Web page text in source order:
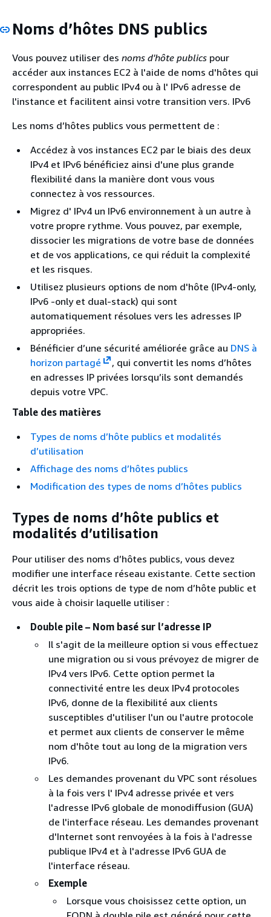
Noms d’hôtes DNS publics
Vous pouvez utiliser des noms d'hôte publics pour
accéder aux instances EC2 à l'aide de noms d'hôtes qui
correspondent au public IPv4 ou à l' IPv6 adresse de
l'instance et facilitent ainsi votre transition vers. IPv6
Les noms d’hôtes publics vous permettent de :
Accédez à vos instances EC2 par le biais des deux
IPv4 et IPv6 bénéficiez ainsi d'une plus grande
flexibilité dans la manière dont vous vous
connectez à vos ressources.
Migrez d' IPv4 un IPv6 environnement à un autre à
votre propre rythme. Vous pouvez, par exemple,
dissocier les migrations de votre base de données
et de vos applications, ce qui réduit la complexité
et les risques.
Utilisez plusieurs options de nom d'hôte (IPv4-only,
IPv6 -only et dual-stack) qui sont
automatiquement résolues vers les adresses IP
appropriées.
Bénéficier d’une sécurité améliorée grâce au DNS à
horizon partagé
, qui convertit les noms d’hôtes
en adresses IP privées lorsqu’ils sont demandés
depuis votre VPC.
Table des matières
Types de noms d’hôte publics et modalités
d’utilisation
Affichage des noms d’hôtes publics
Modification des types de noms d’hôtes publics
Types de noms d’hôte publics et
modalités d’utilisation
Pour utiliser des noms d’hôtes publics, vous devez
modifier une interface réseau existante. Cette section
décrit les trois options de type de nom d’hôte public et
vous aide à choisir laquelle utiliser :
Double pile – Nom basé sur l’adresse IP
Il s'agit de la meilleure option si vous effectuez
une migration ou si vous prévoyez de migrer de
IPv4 vers IPv6. Cette option permet la
connectivité entre les deux IPv4 protocoles
IPv6, donne de la flexibilité aux clients
susceptibles d'utiliser l'un ou l'autre protocole
et permet aux clients de conserver le même
nom d'hôte tout au long de la migration vers
IPv6.
Les demandes provenant du VPC sont résolues
à la fois vers l' IPv4 adresse privée et vers
l'adresse IPv6 globale de monodiffusion (GUA)
de l'interface réseau. Les demandes provenant
d'Internet sont renvoyées à la fois à l'adresse
publique IPv4 et à l'adresse IPv6 GUA de
l'interface réseau.
Exemple
Lorsque vous choisissez cette option, un